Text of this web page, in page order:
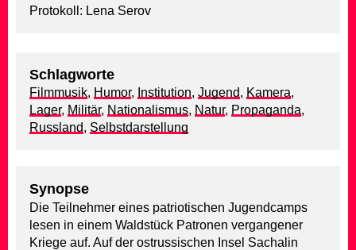
Protokoll: Lena Serov
Schlagworte
Filmmusik, Humor, Institution, Jugend, Kamera,
Lager, Militär, Nationalismus, Natur, Propaganda,
Russland, Selbstdarstellung
Synopse
Die Teilnehmer eines patriotischen Jugendcamps
lesen in einem Waldstück Patronen vergangener
Kriege auf. Auf der ostrussischen Insel Sachalin